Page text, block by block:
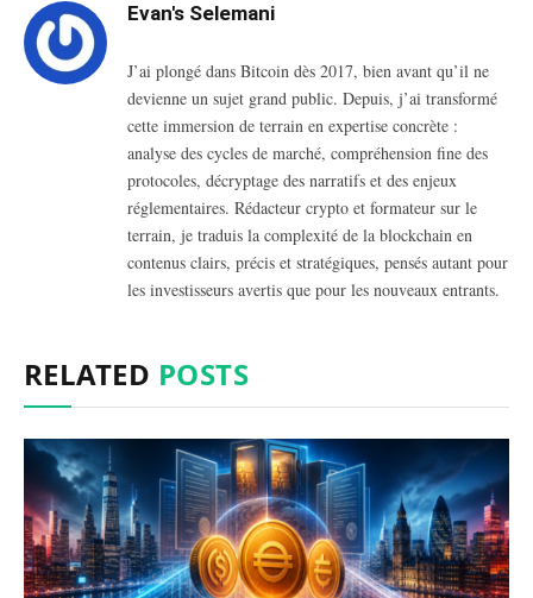
Evan's Selemani
J’ai plongé dans Bitcoin dès 2017, bien avant qu’il ne
devienne un sujet grand public. Depuis, j’ai transformé
cette immersion de terrain en expertise concrète :
analyse des cycles de marché, compréhension fine des
protocoles, décryptage des narratifs et des enjeux
réglementaires. Rédacteur crypto et formateur sur le
terrain, je traduis la complexité de la blockchain en
contenus clairs, précis et stratégiques, pensés autant pour
les investisseurs avertis que pour les nouveaux entrants.
RELATED POSTS